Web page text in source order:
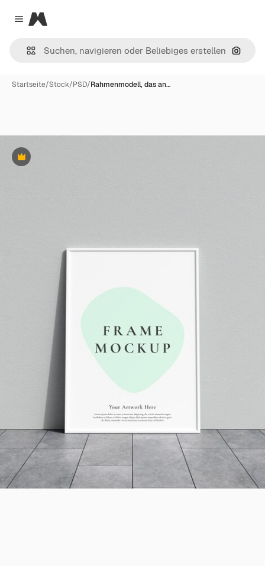
Close menu
Magnific
Nach
Startseite/Stock/PSD/Rahmenmodell, das an…
Premium